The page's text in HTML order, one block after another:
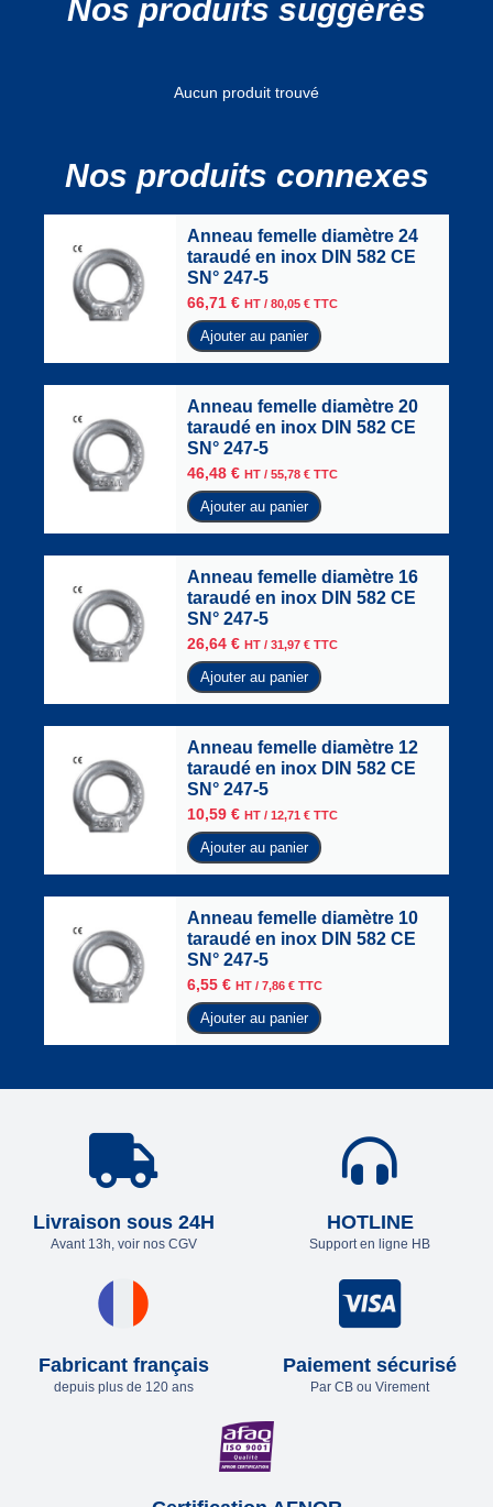
Nos produits suggérés
Aucun produit trouvé
Nos produits connexes
Anneau femelle diamètre 24
taraudé en inox DIN 582 CE
SN° 247-5
66,71 € HT / 80,05 € TTC
Ajouter au panier
Anneau femelle diamètre 20
taraudé en inox DIN 582 CE
SN° 247-5
46,48 € HT / 55,78 € TTC
Ajouter au panier
Anneau femelle diamètre 16
taraudé en inox DIN 582 CE
SN° 247-5
26,64 € HT / 31,97 € TTC
Ajouter au panier
Anneau femelle diamètre 12
taraudé en inox DIN 582 CE
SN° 247-5
10,59 € HT / 12,71 € TTC
Ajouter au panier
Anneau femelle diamètre 10
taraudé en inox DIN 582 CE
SN° 247-5
6,55 € HT / 7,86 € TTC
Ajouter au panier
Livraison sous 24H
Avant 13h, voir nos CGV
HOTLINE
Support en ligne HB
Fabricant français
depuis plus de 120 ans
Paiement sécurisé
Par CB ou Virement